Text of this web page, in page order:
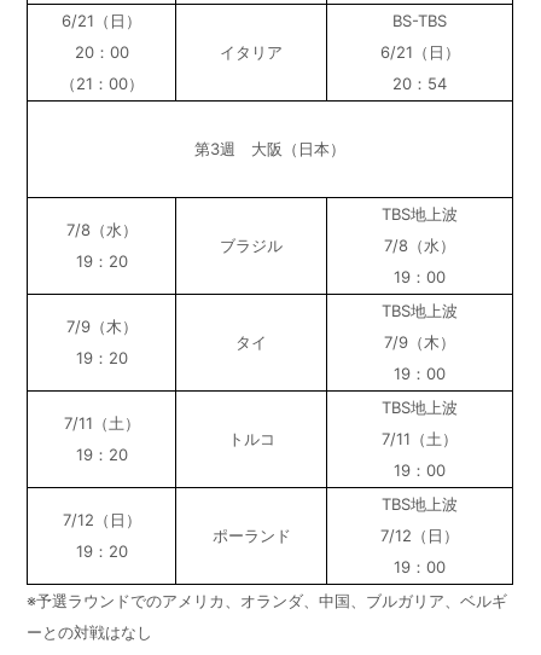
6/21（日）
20：00
（21：00）
イタリア
BS-TBS
6/21（日）
20：54
第3週 大阪（日本）
7/8（水）
19：20
ブラジル
TBS地上波
7/8（水）
19：00
7/9（木）
19：20
タイ
TBS地上波
7/9（木）
19：00
7/11（土）
19：20
トルコ
TBS地上波
7/11（土）
19：00
7/12（日）
19：20
ポーランド
TBS地上波
7/12（日）
19：00
※予選ラウンドでのアメリカ、オランダ、中国、ブルガリア、ベルギ
ーとの対戦はなし